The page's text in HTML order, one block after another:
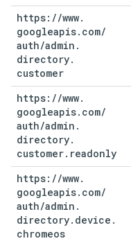
https: //www.
googleapis. com/
auth/admin .
directory.
customer
https: //www.
googleapis. com/
auth/admin .
directory.
customer. readonly
https: //www.
googleapis. com/
auth/admin .
directory. device .
chromeos